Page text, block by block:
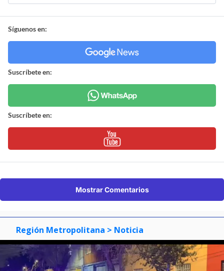
Síguenos en:
Suscríbete en:
Suscríbete en:
Mostrar Comentarios
Región Metropolitana > Noticia